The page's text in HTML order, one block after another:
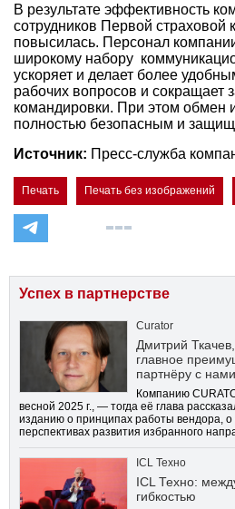
В результате эффективность
сотрудников Первой страховой
повысилась. Персонал
широкому набору
ускоряет и делает более
рабочих вопросов и сокращает
командировки. При этом обмен
полностью безопасным и
Источник: Пресс-служба
Печать Печать без изображений
Успех в партнерстве
Curator
Дмитрий
главное
партнёру с
Компанию
весной 2025 г., — тогда её глава
изданию о принципах работы вендора, о
перспективах развития избранного
ICL Техно
ICL Техно:
гибкостью